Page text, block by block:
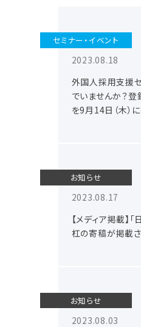
セミナー・イベント
2023.08.18
外国人採用支援
でいませんか？
を9月14日（木）
お知らせ
2023.08.17
【メディア掲載】
杠の寄稿が掲載
お知らせ
2023.08.03